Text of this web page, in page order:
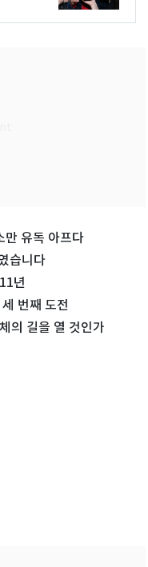
만 유독 아프다
습니다
년
번째 도전
의 길을 열 것인가